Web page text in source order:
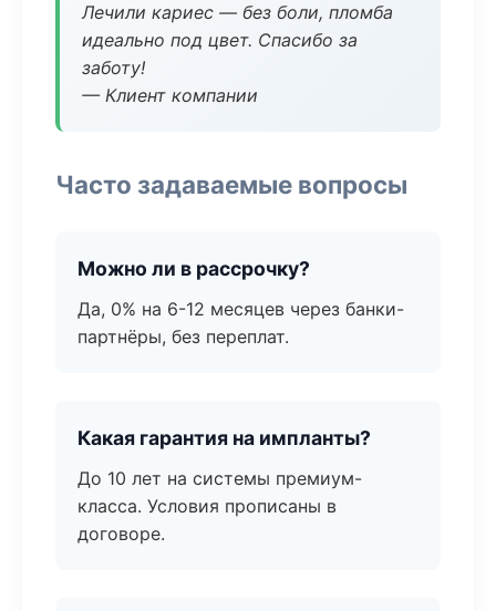
Лечили кариес — без боли, пломба
идеально под цвет. Спасибо за
заботу!
— Клиент компании
Часто задаваемые вопросы
Можно ли в рассрочку?
Да, 0% на 6-12 месяцев через банки-
партнёры, без переплат.
Какая гарантия на импланты?
До 10 лет на системы премиум-
класса. Условия прописаны в
договоре.